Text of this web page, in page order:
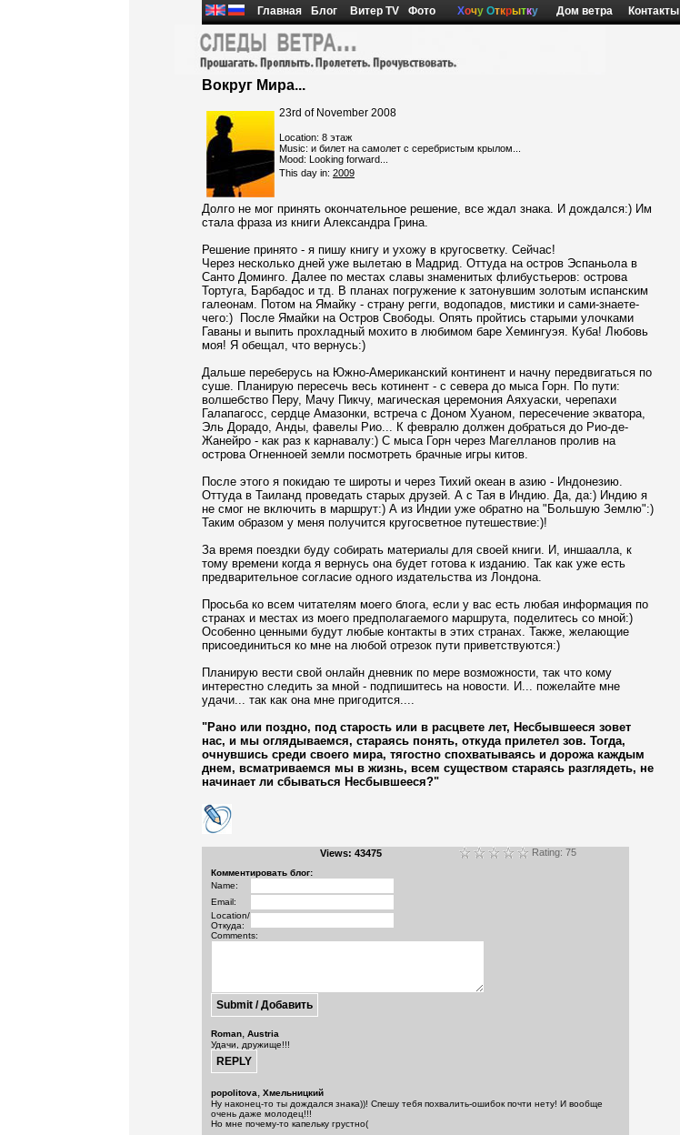
Главная Блог Витер TV Фото Хочу Открытку Дом ветра Контакты
Вокруг Мира...
23rd of November 2008
Location: 8 этаж
Music: и билет на самолет с серебристым крылом...
Mood: Looking forward...
This day in: 2009
Долго не мог принять окончательное решение, все ждал знака. И дождался:) Им
стала фраза из книги Александра Грина.
Решение принято - я пишу книгу и ухожу в кругосветку. Сейчас!
Через несколько дней уже вылетаю в Мадрид. Оттуда на остров Эспаньола в
Санто Доминго. Далее по местах славы знаменитых флибустьеров: острова
Тортуга, Барбадос и тд. В планах погружение к затонувшим золотым испанским
галеонам. Потом на Ямайку - страну регги, водопадов, мистики и сами-знаете-
чего:) После Ямайки на Остров Свободы. Опять пройтись старыми улочками
Гаваны и выпить прохладный мохито в любимом баре Хемингуэя. Куба! Любовь
моя! Я обещал, что вернусь:)
Дальше переберусь на Южно-Американский континент и начну передвигаться по
суше. Планирую пересечь весь котинент - с севера до мыса Горн. По пути:
волшебство Перу, Мачу Пикчу, магическая церемония Аяхуаски, черепахи
Галапагосс, сердце Амазонки, встреча с Доном Хуаном, пересечение экватора,
Эль Дорадо, Анды, фавелы Рио... К февралю должен добраться до Рио-де-
Жанейро - как раз к карнавалу:) С мыса Горн через Магелланов пролив на
острова Огненноей земли посмотреть брачные игры китов.
После этого я покидаю те широты и через Тихий океан в азию - Индонезию.
Оттуда в Таиланд проведать старых друзей. А с Тая в Индию. Да, да:) Индию я
не смог не включить в маршрут:) А из Индии уже обратно на "Большую Землю":)
Таким образом у меня получится кругосветное путешествие:)!
За время поездки буду собирать материалы для своей книги. И, иншаалла, к
тому времени когда я вернусь она будет готова к изданию. Так как уже есть
предварительное согласие одного издательства из Лондона.
Просьба ко всем читателям моего блога, если у вас есть любая информация по
странах и местах из моего предполагаемого маршрута, поделитесь со мной:)
Особенно ценными будут любые контакты в этих странах. Также, желающие
присоединиться ко мне на любой отрезок пути приветствуются:)
Планирую вести свой онлайн дневник по мере возможности, так что кому
интерестно следить за мной - подпишитесь на новости. И... пожелайте мне
удачи... так как она мне пригодится....
"Рано или поздно, под старость или в расцвете лет, Несбывшееся зовет
нас, и мы оглядываемся, стараясь понять, откуда прилетел зов. Тогда,
очнувшись среди своего мира, тягостно спохватываясь и дорожа каждым
днем, всматриваемся мы в жизнь, всем существом стараясь разглядеть, не
начинает ли сбываться Несбывшееся?"
Views: 43475 Rating: 75
Комментировать блог:
Name:
Email:
Location/
Откуда:
Comments:
Roman, Austria
Удачи, дружище!!!
popolitova, Хмельницкий
Ну наконец-то ты дождался знака))! Спешу тебя похвалить-ошибок почти нету! И вообще
очень даже молодец!!!
Но мне почему-то капельку грустно(